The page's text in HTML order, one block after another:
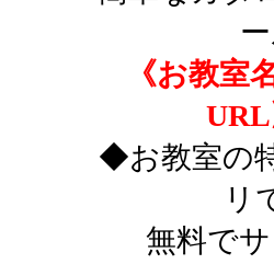
《お教室
◆お教室の
リ
無料でサ